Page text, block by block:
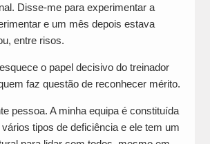
Disse-me para experimentar a
e um mês depois estava
entre risos.
o papel decisivo do treinador
faz questão de reconhecer mérito.
pessoa. A minha equipa é constituída
tipos de deficiência e ele tem um